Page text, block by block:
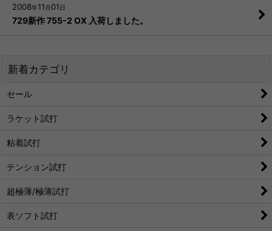
2008年11 月 01日
729新作 755-2 OX 入荷しました。
新着カテゴリ
セール
ラケット試打
粘着試打
テンション試打
超極薄/極薄試打
表ソフト試打